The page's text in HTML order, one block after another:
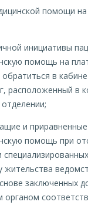
помощи
инициативы
помощь на
в
расположенный в
и
помощь при
жительства
заключенных
органом